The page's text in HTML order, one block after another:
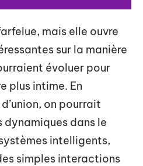
mais elle ouvre
sur la manière
évoluer pour
plus intime. En
on pourrait
dynamiques dans le
intelligents,
simples interactions